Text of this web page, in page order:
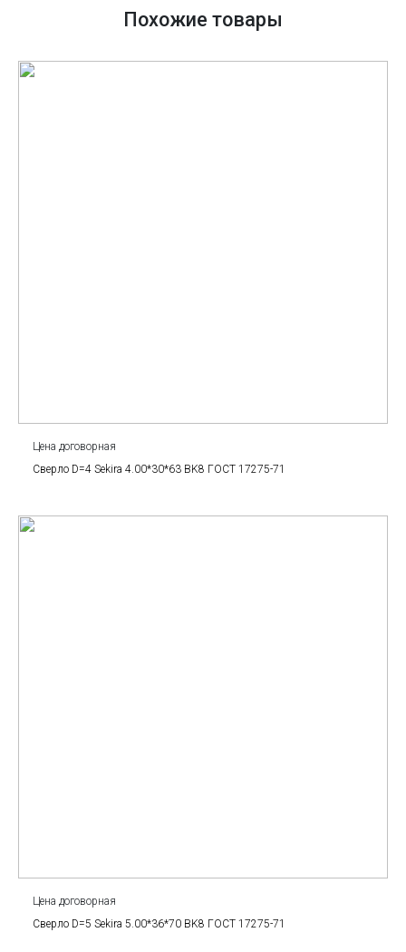
Похожие товары
Цена договорная
Сверло D=4 Sekira 4.00*30*63 BK8 ГОСТ 17275-71
Цена договорная
Сверло D=5 Sekira 5.00*36*70 BK8 ГОСТ 17275-71